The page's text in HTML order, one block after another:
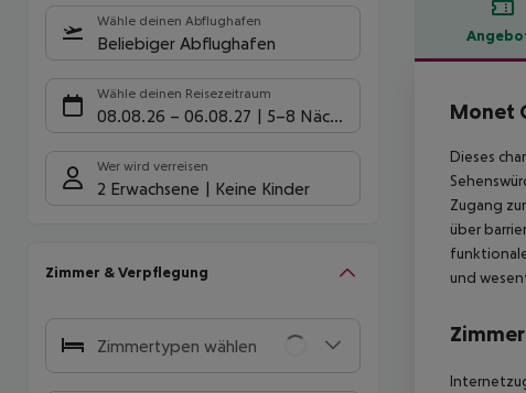
Wähle deinen Abflughafen
Beliebiger Abflughafen
Wähle deinen Reisezeitraum
08.08.26 – 06.08.27 5-8 Nächte
Wer wird verreisen
2 Erwachsene Keine Kinder
Zimmer & Verpflegung
Zimmertypen wählen
Monet
Dieses
Zugang
über
und